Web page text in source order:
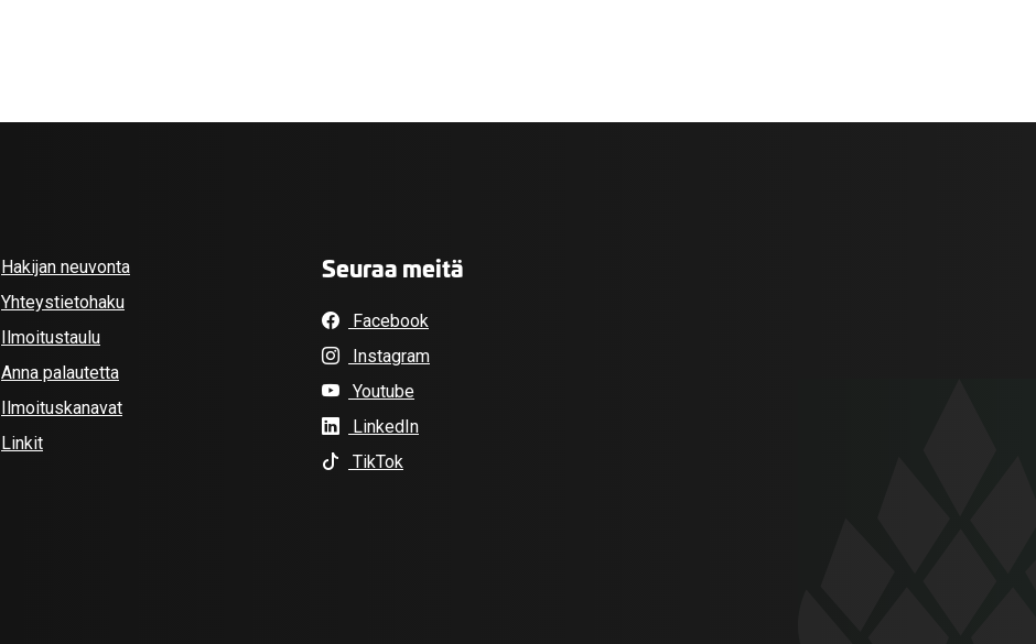
Hakijan neuvonta
Yhteystietohaku
Ilmoitustaulu
Anna palautetta
Ilmoituskanavat
Linkit
Seuraa meitä
Facebook
Instagram
Youtube
LinkedIn
TikTok